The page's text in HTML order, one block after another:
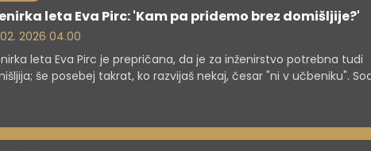
leta Eva Pirc: 'Kam pa pridemo brez domišljije?'
2026 04.00
leta Eva Pirc je prepričana, da je za inženirstvo potrebna tudi
še posebej takrat, ko razvijaš nekaj, česar "ni v učbeniku".
mladi pa bi se s tehniko morali srečati zgodaj in
po "naključju".